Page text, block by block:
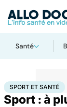
Santé
AccueilBien-être
SPORT ET SANTÉ
Sport : à